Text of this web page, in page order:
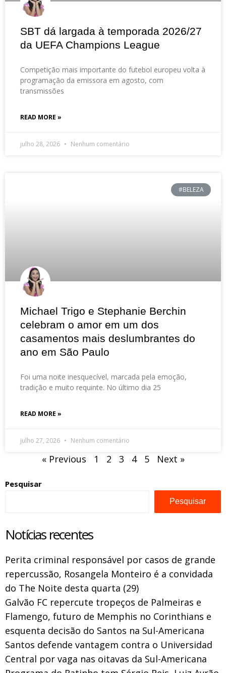
SBT dá largada à temporada 2026/27
da UEFA Champions League
Competição mais importante do futebol europeu volta à
programação da emissora em agosto, com
transmissões
READ MORE »
julho 28, 2026 Nenhum comentário
#BELEZA
Michael Trigo e Stephanie Berchin
celebram o amor em um dos
casamentos mais deslumbrantes do
ano em São Paulo
Foi uma noite inesquecível, marcada pela emoção,
tradição e muito requinte. No último dia 25
READ MORE »
julho 27, 2026 Nenhum comentário
« Previous 1 2 3 4 5 Next »
Pesquisar
Pesquisar
Notícias recentes
Perita criminal responsável por casos de grande
repercussão, Rosangela Monteiro é a convidada
do The Noite desta quarta (29)
Galvão FC repercute tropeços de Palmeiras e
Flamengo, futuro de Memphis no Corinthians e
esquenta decisão do Santos na Sul-Americana
Santos defende vantagem contra o Universidad
Central por vaga nas oitavas da Sul-Americana